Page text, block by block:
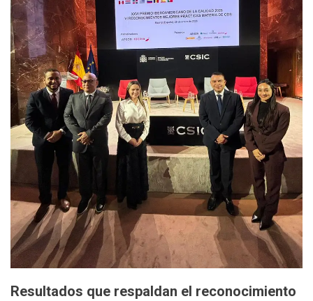
Resultados que respaldan el reconocimiento